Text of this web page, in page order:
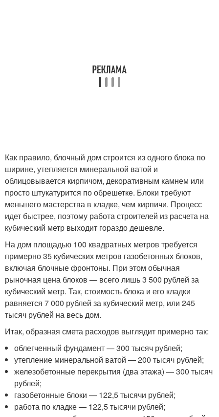
Как правило, блочный дом строится из одного блока по
ширине, утепляется минеральной ватой и
облицовывается кирпичом, декоративным камнем или
просто штукатурится по обрешетке. Блоки требуют
меньшего мастерства в кладке, чем кирпичи. Процесс
идет быстрее, поэтому работа строителей из расчета на
кубический метр выходит гораздо дешевле.
На дом площадью 100 квадратных метров требуется
примерно 35 кубических метров газобетонных блоков,
включая блочные фронтоны. При этом обычная
рыночная цена блоков — всего лишь 3 500 рублей за
кубический метр. Так, стоимость блока и его кладки
равняется 7 000 рублей за кубический метр, или 245
тысяч рублей на весь дом.
Итак, образная смета расходов выглядит примерно так:
облегченный фундамент — 300 тысяч рублей;
утепление минеральной ватой — 200 тысяч рублей;
железобетонные перекрытия (два этажа) — 300 тысяч
рублей;
газобетонные блоки — 122,5 тысячи рублей;
работа по кладке — 122,5 тысячи рублей;